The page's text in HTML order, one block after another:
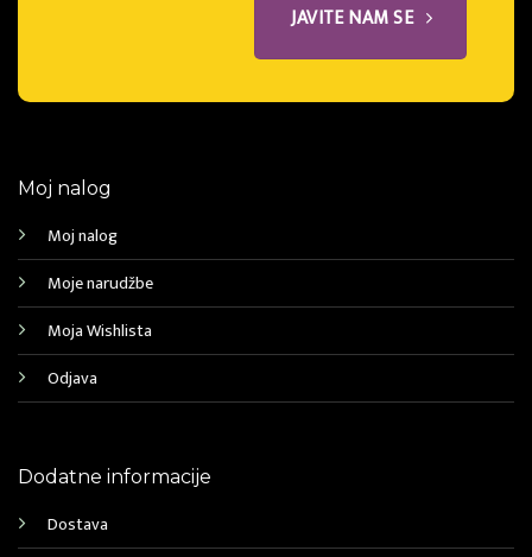
JAVITE NAM SE
Moj nalog
Moj nalog
Moje narudžbe
Moja Wishlista
Odjava
Dodatne informacije
Dostava